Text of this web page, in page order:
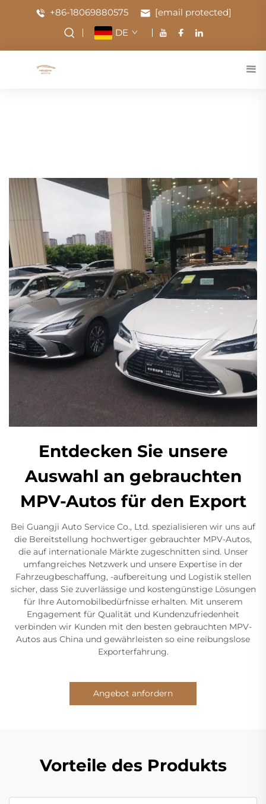
+86-18069880575
[email protected]
DE
Entdecken Sie unsere
Auswahl an gebrauchten
MPV-Autos für den Export
Bei Guangji Auto Service Co., Ltd. spezialisieren wir uns auf
die Bereitstellung hochwertiger gebrauchter MPV-Autos,
die auf internationale Märkte zugeschnitten sind. Unser
umfangreiches Netzwerk und unsere Expertise in der
Fahrzeugbeschaffung, -aufbereitung und Logistik stellen
sicher, dass Sie zuverlässige und kostengünstige Lösungen
für Ihre Automobilbedürfnisse erhalten. Mit unserem
Engagement für Qualität und Kundenzufriedenheit
verbinden wir Kunden mit den besten gebrauchten MPV-
Autos aus China und gewährleisten so eine reibungslose
Exporterfahrung.
Angebot anfordern
Vorteile des Produkts